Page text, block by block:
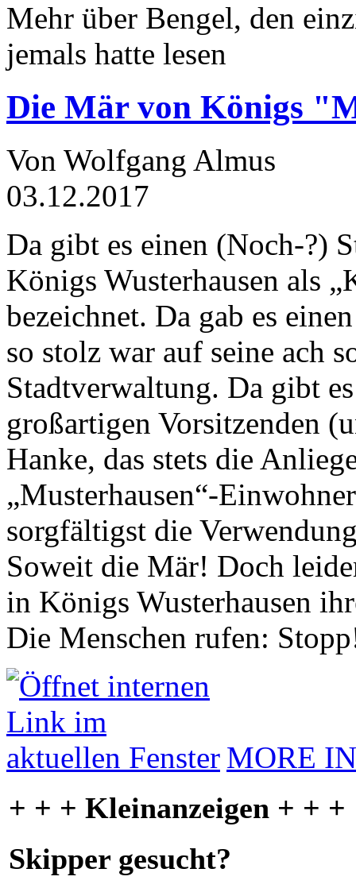
Mehr über Bengel, den
jemals hatte lesen
Die Mär von Königs
Von Wolfgang Almus
03.12.2017
Da gibt es einen (Noch-?)
Königs Wusterhausen als
bezeichnet. Da gab es
so stolz war auf seine ach
Stadtverwaltung. Da gibt
großartigen Vorsitzenden
Hanke, das stets die
„Musterhausen“-
sorgfältigst die
Soweit die Mär! Doch
in Königs Wusterhausen
Die Menschen rufen:
MORE
+ + + Kleinanzeigen + + +
Skipper gesucht?